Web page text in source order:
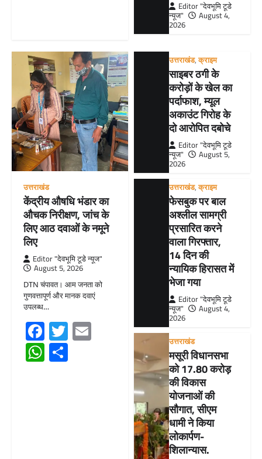
Editor "देवभूमि टूडे
न्यूज"
August 4,
2026
उत्तराखंड
केंद्रीय औषधि भंडार का
औचक निरीक्षण, जांच के
लिए आठ दवाओं के नमूने
लिए
Editor "देवभूमि टूडे न्यूज"
August 5, 2026
DTN चंपावत। आम जनता को
गुणवत्तापूर्ण और मानक दवाएं
उपलब्ध…
Facebook
TwitterEmail
WhatsApp
उत्तराखंड,क्राइम
साइबर ठगी के
करोड़ों के खेल का
पर्दाफाश, म्यूल
अकाउंट गिरोह के
दो आरोपित दबोचे
Editor "देवभूमि टूडे
न्यूज"
August 5,
2026
उत्तराखंड,क्राइम
फेसबुक पर बाल
अश्लील सामग्री
प्रसारित करने
वाला गिरफ्तार,
14 दिन की
न्यायिक हिरासत में
भेजा गया
Editor "देवभूमि टूडे
न्यूज"
August 4,
2026
उत्तराखंड
मसूरी विधानसभा
को 17.80 करोड़
की विकास
योजनाओं की
सौगात, सीएम
धामी ने किया
लोकार्पण-
शिलान्यास.